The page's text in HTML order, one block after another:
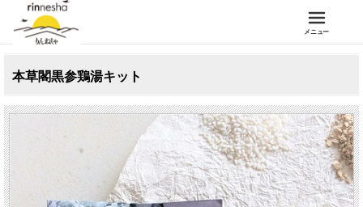
メニュー
本草閣黒参鶏湯キット